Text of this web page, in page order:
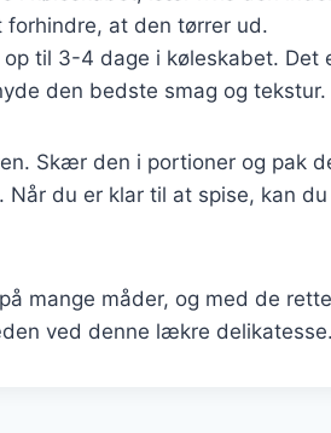
at den tørrer ud.
til 3-4 dage i køleskabet. Det
den bedste smag og tekstur.
Skær den i portioner og pak
du er klar til at spise, kan
mange måder, og med de rette
ved denne lækre delikatesse.